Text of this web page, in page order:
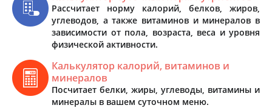
Рассчитает норму калорий, белков, жиров,
углеводов, а также витаминов и минералов в
зависимости от пола, возраста, веса и уровня
физической активности.
Калькулятор калорий, витаминов и
минералов
Посчитает белки, жиры, углеводы, витамины и
минералы в вашем суточном меню.